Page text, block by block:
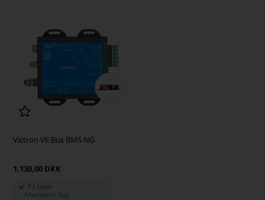
Victron VE.Bus BMS NG
1.130,00 DKK
På lager
-Afsendes i dag